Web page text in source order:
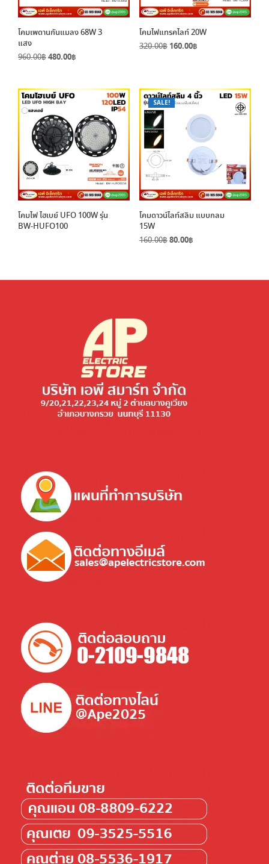
โคมเพดานกันแมลง 68W 3
แสง
960.00฿Original
960.00฿.
480.00฿
480.00฿.
โคมไฟแทรคไลท์ 20W
320.00฿ Original
160.00฿Current
โคมไฟ ไฮเบย์ UFO 100W รุ่น
BW-HUFO100
SALE!
โคมดาวน์ไลท์สลิม แบบกลม
15W
160.00฿Original
80.00฿Current